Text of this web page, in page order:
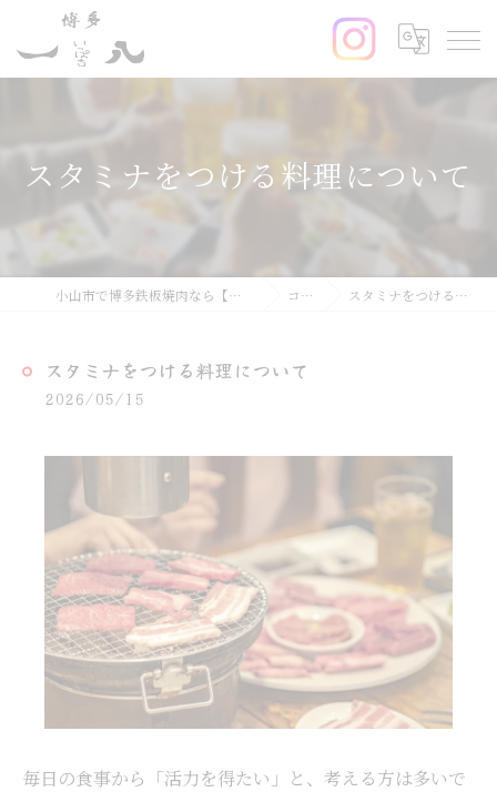
スタミナをつける料理について
小山市で博多鉄板焼肉なら【博多鉄板焼肉一八】 コラム スタミナをつける料理について
スタミナをつける料理について
2026/05/15
毎日の食事から「活力を得たい」と、考える方は多いで